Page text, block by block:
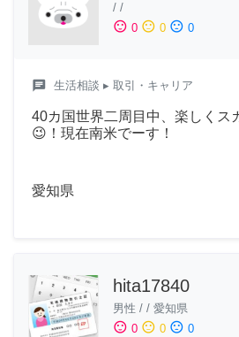
/ /
sentiment_satisfied 0 sentiment_neutral 0 sentiment_dissatisfied 0
chat 生活相談 ▸ 取引・キャリア
40カ国世界二周目中、楽しくス
😉！現在南米でーす！
愛知県
hita17840
男性 / / 愛知県
sentiment_satisfied 0 sentiment_neutral 0 sentiment_dissatisfied 0